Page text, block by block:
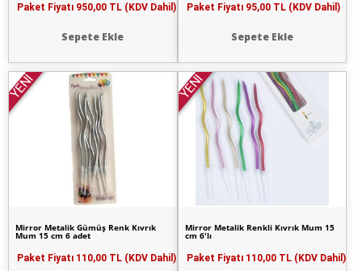
Paket Fiyatı 950,00 TL (KDV Dahil)
Sepete Ekle
Paket Fiyatı 95,00 TL (KDV Dahil)
Sepete Ekle
YENİ
Mirror Metalik Gümüş Renk Kıvrık
Mum 15 cm 6 adet
Paket Fiyatı 110,00 TL (KDV Dahil)
YENİ
Mirror Metalik Renkli Kıvrık Mum 15
cm 6'lı
Paket Fiyatı 110,00 TL (KDV Dahil)